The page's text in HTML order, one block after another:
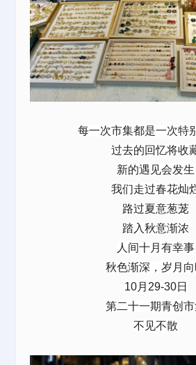
每一次市集都是一次特
过去的回忆将收
新的遇见会发生
我们走过春花灿
路过夏意葱茏
踏入秋意渐浓
人间十月有幸事
秋色渐深，岁月
10月29-30日
第二十一期青创
不见不散